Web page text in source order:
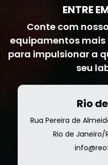
ENTRE
Conte com
equipamentos
para impulsionar a
seu
Rio
Rua Pereira de
Rio de Janeiro/